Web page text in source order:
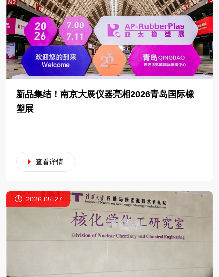
新品集结！南京大展仪器亮相2026青岛国际橡
塑展
查看详情
2026-05-27